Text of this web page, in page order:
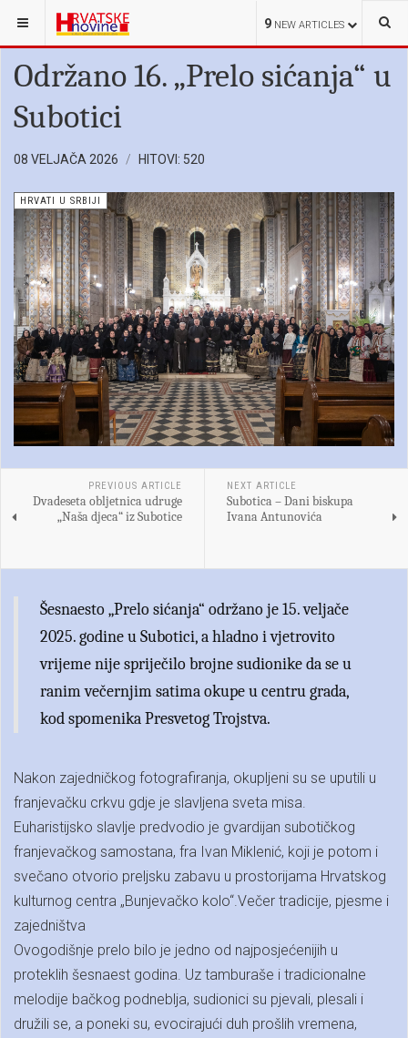
9 NEW ARTICLES
NALAZITE SE OVDJE:
Održano 16. „Prelo sićanja“ u
Subotici
08 VELJAČA 2026 HITOVI: 520
HRVATI U SRBIJI
PREVIOUS ARTICLE
Dvadeseta obljetnica udruge
„Naša djeca“ iz Subotice
NEXT ARTICLE
Subotica – Dani biskupa
Ivana Antunovića
Šesnaesto „Prelo sićanja“ održano je 15. veljače
2025. godine u Subotici, a hladno i vjetrovito
vrijeme nije spriječilo brojne sudionike da se u
ranim večernjim satima okupe u centru grada,
kod spomenika Presvetog Trojstva.
Nakon zajedničkog fotografiranja, okupljeni su se uputili u
franjevačku crkvu gdje je slavljena sveta misa.
Euharistijsko slavlje predvodio je gvardijan subotičkog
franjevačkog samostana, fra Ivan Miklenić, koji je potom i
svečano otvorio preljsku zabavu u prostorijama Hrvatskog
kulturnog centra „Bunjevačko kolo“.Večer tradicije, pjesme i
zajedništva
Ovogodišnje prelo bilo je jedno od najposjećenijih u
proteklih šesnaest godina. Uz tamburaše i tradicionalne
melodije bačkog podneblja, sudionici su pjevali, plesali i
družili se, a poneki su, evocirajući duh prošlih vremena,